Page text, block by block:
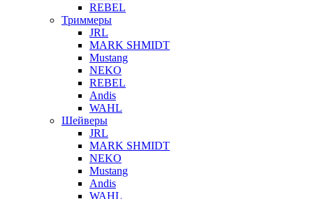
REBEL
Триммеры
JRL
MARK SHMIDT
Mustang
NEKO
REBEL
Andis
WAHL
Шейверы
JRL
MARK SHMIDT
NEKO
Mustang
Andis
WAHL